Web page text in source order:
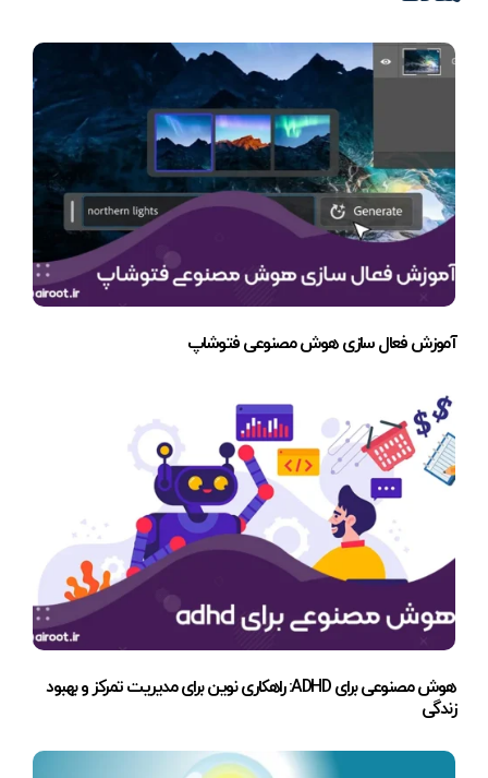
آموزش فعال سازی هوش مصنوعی فتوشاپ
هوش مصنوعی برای ADHD: راهکاری نوین برای مدیریت تمرکز و بهبود
زندگی